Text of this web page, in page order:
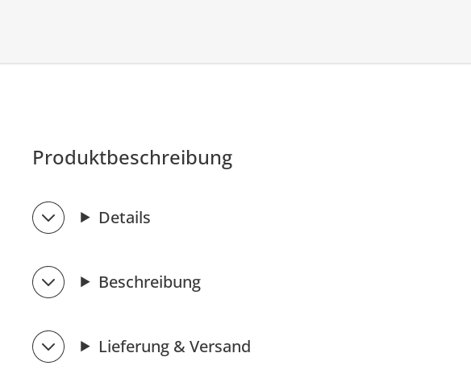
Produktbeschreibung
Details
Beschreibung
Lieferung & Versand